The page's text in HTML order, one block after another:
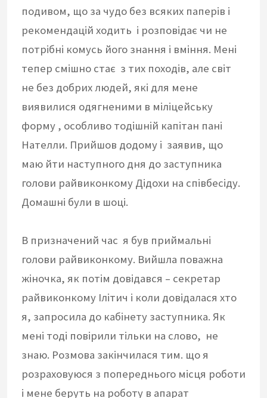
подивом, що за чудо без всяких паперів і
рекомендацій ходить і розповідає чи не
потрібні комусь його знання і вміння. Мені
тепер смішно стає з тих походів, але світ
не без добрих людей, які для мене
виявилися одягненими в міліцейську
форму , особливо тодішній капітан пані
Нателли. Прийшов додому і заявив, що
маю йти наступного дня до заступника
голови райвиконкому Дідохи на співбесіду.
Домашні були в шоці.
В призначений час я був приймальні
голови райвиконкому. Вийшла поважна
жіночка, як потім довідався – секретар
райвиконкому Ілітич і коли довідалася хто
я, запросила до кабінету заступника. Як
мені тоді повірили тільки на слово, не
знаю. Розмова закінчилася тим. що я
розраховуюся з попереднього місця роботи
і мене беруть на роботу в апарат